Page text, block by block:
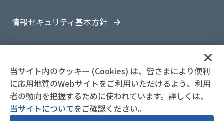
情報セキュリティ基本方針
© 1997-2026 OYO Corporation
当サイト内のクッキー (Cookies) は、皆さまにより便利
に応用地質のWebサイトをご利用いただけるよう、利用
者の動向を把握するために使われています。詳しくは、
当サイトについてをご確認ください。